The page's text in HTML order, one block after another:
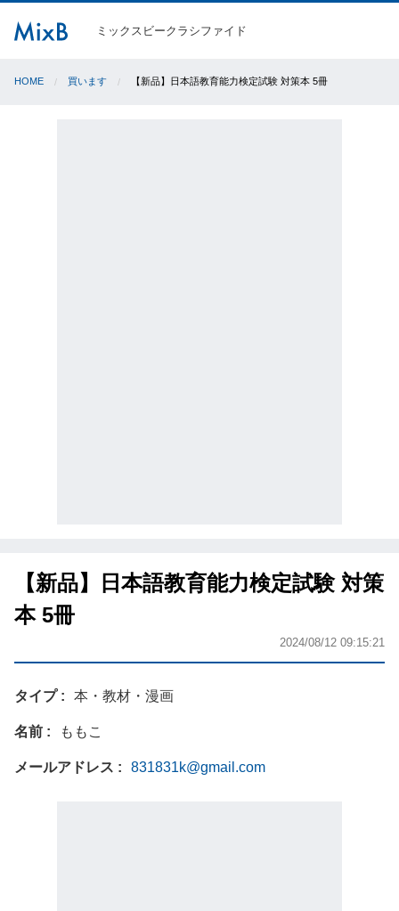
ミックスビークラシファイド
HOME 買います 【新品】日本語教育能力検定試験 対策本 5冊
【新品】日本語教育能力検定試験 対策
本 5冊
2024/08/12 09:15:21
タイプ 本・教材・漫画
名前 ももこ
メールアドレス 831831k@gmail.com